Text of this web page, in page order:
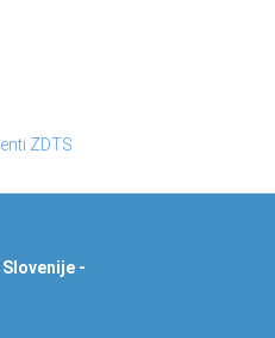
ZDTS
-